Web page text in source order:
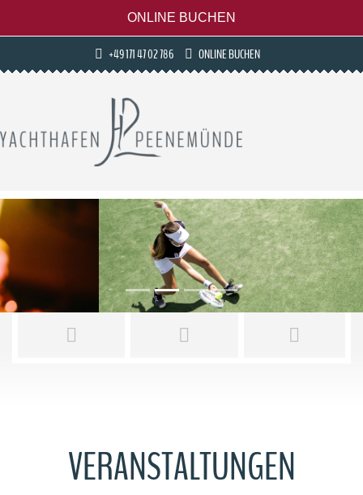
ONLINE BUCHEN
+49 171 47 02 786 ONLINE BUCHEN
Next
VERANSTALTUNGEN